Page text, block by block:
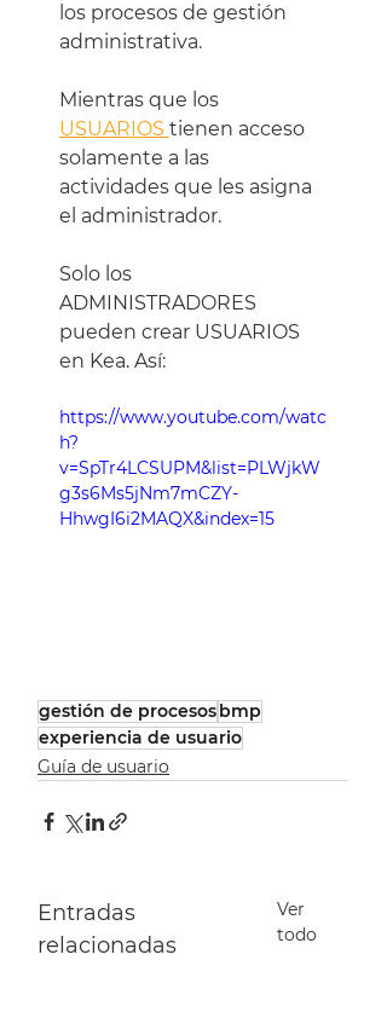
los procesos de gestión
administrativa.
Mientras que los
USUARIOS tienen acceso
solamente a las
actividades que les asigna
el administrador.
Solo los
ADMINISTRADORES
pueden crear USUARIOS
en Kea. Así:
https://www.youtube.com/watc
h?
v=SpTr4LCSUPM&list=PLWjkW
g3s6Ms5jNm7mCZY-
HhwgI6i2MAQX&index=15
gestión de procesos bmp
experiencia de usuario
Guía de usuario
Entradas
relacionadas
Ver
todo